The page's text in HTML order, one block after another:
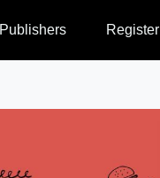
Publishers Register